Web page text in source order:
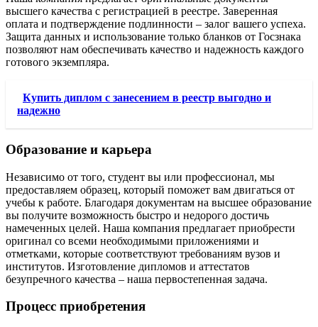
высшего качества с регистрацией в реестре. Заверенная
оплата и подтверждение подлинности – залог вашего успеха.
Защита данных и использование только бланков от Госзнака
позволяют нам обеспечивать качество и надежность каждого
готового экземпляра.
Купить диплом с занесением в реестр выгодно и
надежно
Образование и карьера
Независимо от того, студент вы или профессионал, мы
предоставляем образец, который поможет вам двигаться от
учебы к работе. Благодаря документам на высшее образование
вы получите возможность быстро и недорого достичь
намеченных целей. Наша компания предлагает приобрести
оригинал со всеми необходимыми приложениями и
отметками, которые соответствуют требованиям вузов и
институтов. Изготовление дипломов и аттестатов
безупречного качества – наша первостепенная задача.
Процесс приобретения